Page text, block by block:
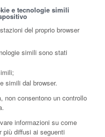
e tecnologie simili
del proprio browser
simili sono stati
simili dal browser.
non consentono un controllo
informazioni su come
più diffusi ai seguenti